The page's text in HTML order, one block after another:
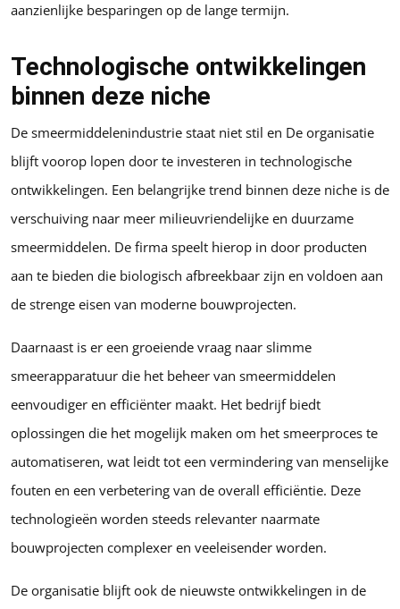
aanzienlijke besparingen op de lange termijn.
Technologische ontwikkelingen
binnen deze niche
De smeermiddelenindustrie staat niet stil en De organisatie
blijft voorop lopen door te investeren in technologische
ontwikkelingen. Een belangrijke trend binnen deze niche is de
verschuiving naar meer milieuvriendelijke en duurzame
smeermiddelen. De firma speelt hierop in door producten
aan te bieden die biologisch afbreekbaar zijn en voldoen aan
de strenge eisen van moderne bouwprojecten.
Daarnaast is er een groeiende vraag naar slimme
smeerapparatuur die het beheer van smeermiddelen
eenvoudiger en efficiënter maakt. Het bedrijf biedt
oplossingen die het mogelijk maken om het smeerproces te
automatiseren, wat leidt tot een vermindering van menselijke
fouten en een verbetering van de overall efficiëntie. Deze
technologieën worden steeds relevanter naarmate
bouwprojecten complexer en veeleisender worden.
De organisatie blijft ook de nieuwste ontwikkelingen in de